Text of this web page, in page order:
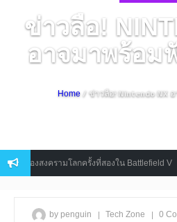
ข่าวลือ!
อาจมาพร้อม
Home/ ข่าวลือ! Nintendo NX
ของสงครามโลกครั้งที่สองใน Battlefield V
by penguin | Tech Zone | 0